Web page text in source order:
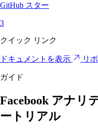
GitHub スター
3
クイック リンク
ドキュメントを表示 リ
ガイド
Facebook アナリ
ートリアル